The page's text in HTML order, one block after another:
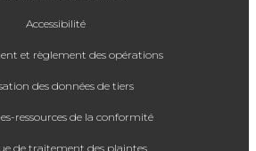
Accessibilité
et règlement des opérations
des données de tiers
ressources de la conformité
de traitement des plaintes